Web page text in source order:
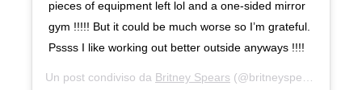
pieces of equipment left lol and a one-sided mirror
gym !!!!! But it could be much worse so I’m grateful.
Pssss I like working out better outside anyways !!!!
Un post condiviso da Britney Spears (@britneyspears) in data: